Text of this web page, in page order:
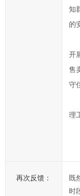
知
的
开
售
守
理
再次反馈：
既
时